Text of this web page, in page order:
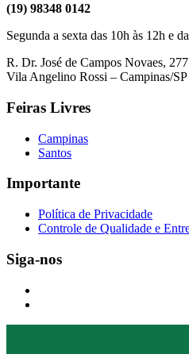
(19) 98348 0142
Segunda a sexta das 10h às 12h e
R. Dr. José de Campos Novaes, 277
Vila Angelino Rossi – Campinas/SP
Feiras Livres
Campinas
Santos
Importante
Política de Privacidade
Controle de Qualidade e
Siga-nos